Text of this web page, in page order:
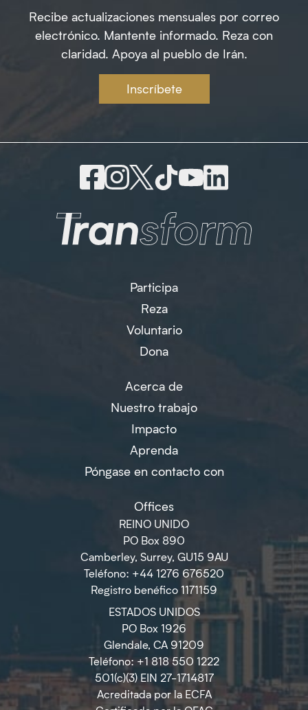
Recibe actualizaciones mensuales por correo
electrónico. Mantente informado. Reza con
claridad. Apoya al pueblo de Irán.
Inscríbete
Participa
Reza
Voluntario
Dona
Acerca de
Nuestro trabajo
Impacto
Aprenda
Póngase en contacto con
Offices
REINO UNIDO
PO Box 890
Camberley, Surrey, GU15 9AU
Teléfono: +44 1276 676520
Registro benéfico 1171159
ESTADOS UNIDOS
PO Box 1926
Glendale, CA 91209
Teléfono: +1 818 550 1222
501(c)(3) EIN 27-1714817
Acreditada por la ECFA